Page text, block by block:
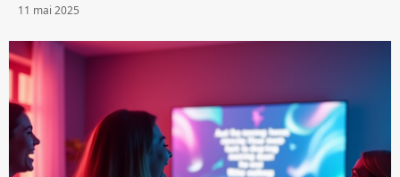
11 mai 2025